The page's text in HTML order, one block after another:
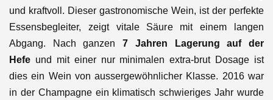
und kraftvoll. Dieser gastronomische Wein, ist der perfekte
Essensbegleiter, zeigt vitale Säure mit einem langen
Abgang. Nach ganzen 7 Jahren Lagerung auf der
Hefe und mit einer nur minimalen extra-brut Dosage ist
dies ein Wein von aussergewöhnlicher Klasse. 2016 war
in der Champagne ein klimatisch schwieriges Jahr wurde